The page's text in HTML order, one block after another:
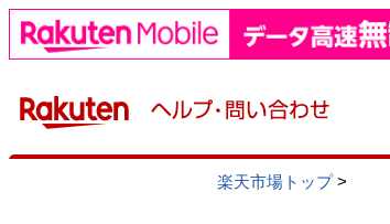
楽天市場トップ>